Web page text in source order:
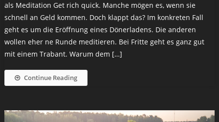
als Meditation Get rich quick. Manche mögen es, wenn sie
schnell an Geld kommen. Doch klappt das? Im konkreten Fall
geht es um die Eröffnung eines Dönerladens. Die anderen
wollen eher ne Runde meditieren. Bei Fritte geht es ganz gut
mit einem Trabant. Warum dem […]
Continue Reading